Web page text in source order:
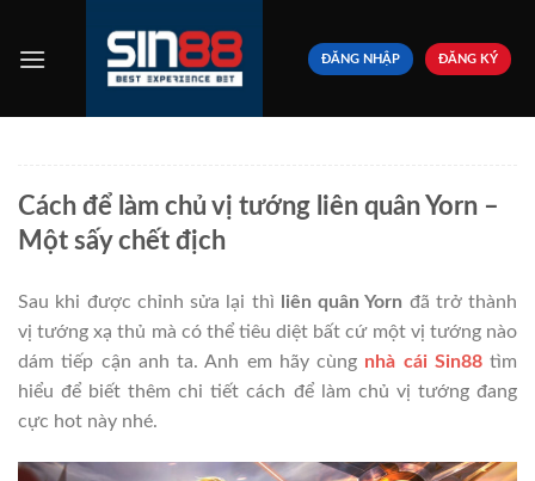
nội
ĐĂNG NHẬP ĐĂNG KÝ
Cách để làm chủ vị tướng liên quân Yorn –
Một sấy chết địch
Sau khi được chỉnh sửa lại thì liên quân Yorn đã trở thành
vị tướng xạ thủ mà có thể tiêu diệt bất cứ một vị tướng nào
dám tiếp cận anh ta. Anh em hãy cùng nhà cái Sin88tìm
hiểu để biết thêm chi tiết cách để làm chủ vị tướng đang
cực hot này nhé.